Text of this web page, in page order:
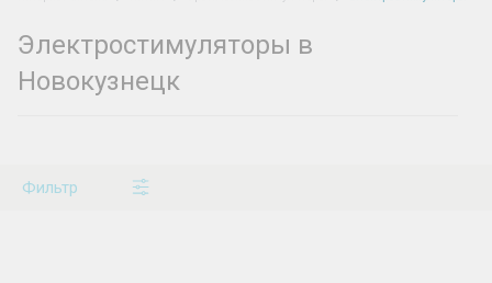
Электростимуляторы в
Новокузнецк
Фильтр